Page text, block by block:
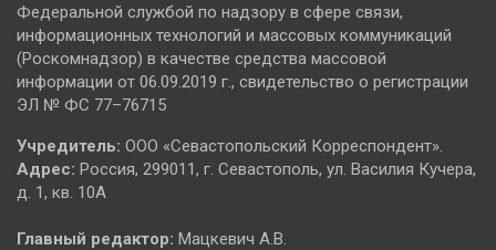
Федеральной службой по надзору в сфере связи,
информационных технологий и массовых коммуникаций
(Роскомнадзор) в качестве средства массовой
информации от 06.09.2019 г., свидетельство о регистрации
ЭЛ № ФС 77–76715
Учредитель: ООО «Севастопольский Корреспондент».
Адрес: Россия, 299011, г. Севастополь, ул. Василия Кучера,
д. 1, кв. 10А
Главный редактор: Мацкевич А.В.